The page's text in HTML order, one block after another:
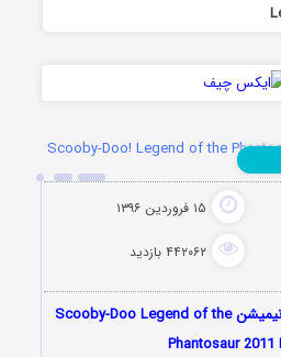
۱۵ فروردین ۱۳۹۶
۴۴۲۰۶۲ بازدید
دانلود رایگان دوبله فارسی انیمیشن Scooby-Doo Legend of the
Phantosaur 2011